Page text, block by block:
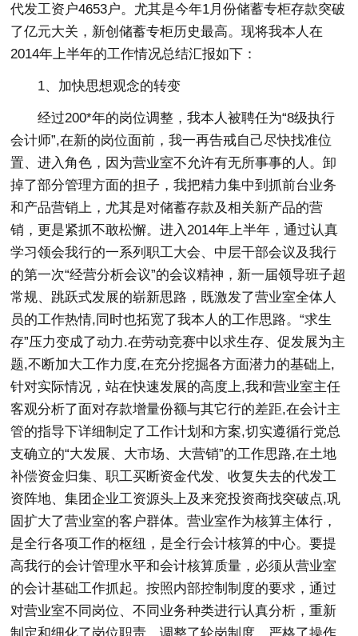
代发工资户4653户。尤其是今年1月份储蓄专柜存款突破
了亿元大关，新创储蓄专柜历史最高。现将我本人在
2014年上半年的工作情况总结汇报如下：
1、加快思想观念的转变
经过200*年的岗位调整，我本人被聘任为“8级执行
会计师”,在新的岗位面前，我一再告戒自己尽快找准位
置、进入角色，因为营业室不允许有无所事事的人。卸
掉了部分管理方面的担子，我把精力集中到抓前台业务
和产品营销上，尤其是对储蓄存款及相关新产品的营
销，更是紧抓不敢松懈。进入2014年上半年，通过认真
学习领会我行的一系列职工大会、中层干部会议及我行
的第一次“经营分析会议”的会议精神，新一届领导班子超
常规、跳跃式发展的崭新思路，既激发了营业室全体人
员的工作热情,同时也拓宽了我本人的工作思路。“求生
存”压力变成了动力.在劳动竞赛中以求生存、促发展为主
题,不断加大工作力度,在充分挖掘各方面潜力的基础上,
针对实际情况，站在快速发展的高度上,我和营业室主任
客观分析了面对存款增量份额与其它行的差距,在会计主
管的指导下详细制定了工作计划和方案,切实遵循行党总
支确立的“大发展、大市场、大营销”的工作思路,在土地
补偿资金归集、职工买断资金代发、收复失去的代发工
资阵地、集团企业工资源头上及来兖投资商找突破点,巩
固扩大了营业室的客户群体。营业室作为核算主体行，
是全行各项工作的枢纽，是全行会计核算的中心。要提
高我行的会计管理水平和会计核算质量，必须从营业室
的会计基础工作抓起。按照内部控制制度的要求，通过
对营业室不同岗位、不同业务种类进行认真分析，重新